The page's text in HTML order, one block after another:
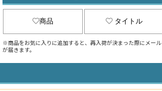
商品 タイトル
※商品をお気に入りに追加すると、再入荷が決まった際にメール
が届きます。